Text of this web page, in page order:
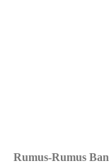
Rumus-Rumus